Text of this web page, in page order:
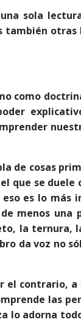
sola
también otras
como
de cosas
que se duele
es lo más
menos una
la ternura,
da voz no
el contrario,
las
lo adorna